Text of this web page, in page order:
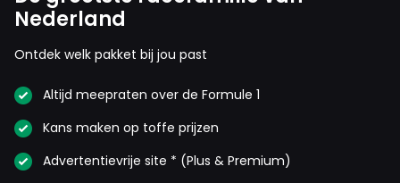
Nederland
Ontdek welk pakket bij jou past
Altijd meepraten over de Formule 1
Kans maken op toffe prijzen
Advertentievrije site * (Plus & Premium)